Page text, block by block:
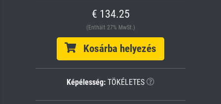
€ 134.25
(Enthält 27% MwSt.)
Kosárba helyezés
Képélesség: TÖKÉLETES